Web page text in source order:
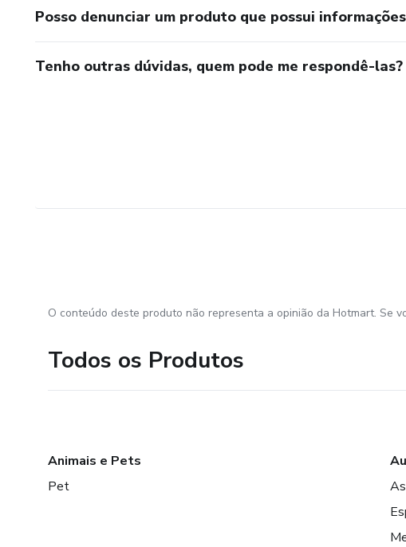
Posso denunciar um produto que possui
Tenho outras dúvidas, quem pode me respondê-las?
O conteúdo deste produto não representa a opinião da Hotmart. Se
Todos os Produtos
Animais e Pets
Pet